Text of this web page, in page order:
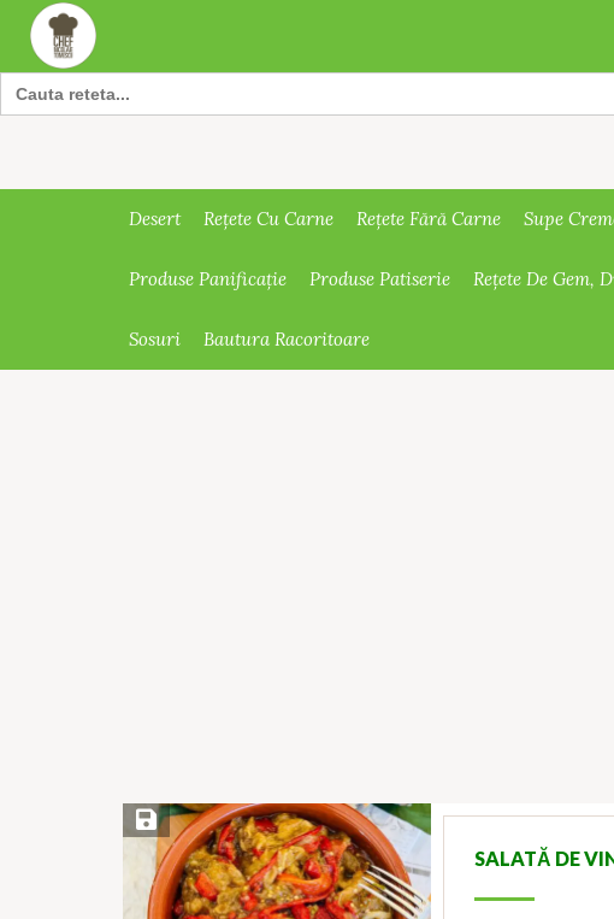
Search
for:
Desert Rețete Cu Carne Rețete Fără Carne Supe
Produse Panificație Produse Patiserie Rețete De Gem,
Sosuri Bautura Racoritoare
Save Recipe
SALATĂ DE